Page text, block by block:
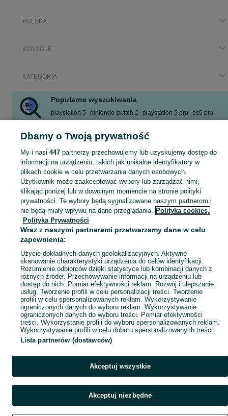
POLSKA
KONSOLE
KATEGORIA
Popularne wyszukiwania
playstation 5 nintendo switch 2 playstation 5 pro
ps5 pro
Zobacz Więcej
Sprzedaż konsol do gier w Polsce ▶️ PlayStation, Xbox, Nintendo i inne ✅ Nowe i używane w atrakcyjnych cenach ✌ Kupuj i sprzedawaj na OLX.pl! Zobacz
Mapa kategorii
Mapa miejscowości
Mapa ministron
Popularne wyszukiwania
Dbamy o Twoją prywatność
My i nasi 447partnerzy przechowujemy lub uzyskujemy dostęp do
informacji na urządzeniu, takich jak unikalne identyfikatory w
plikach cookie w celu przetwarzania danych osobowych.
Użytkownik może zaakceptować wybory lub zarządzać nimi,
klikając poniżej lub w dowolnym momencie na stronie polityki
prywatności. Te wybory będą sygnalizowane naszym partnerom i
nie będą miały wpływu na dane przeglądania. Polityka cookies,
Polityka Prywatności
Wraz z naszymi partnerami przetwarzamy dane w celu
zapewnienia:
Użycie dokładnych danych geolokalizacyjnych. Aktywne
skanowanie charakterystyki urządzenia do celów identyfikacji.
Rozumienie odbiorców dzięki statystyce lub kombinacji danych z
różnych źródeł. Przechowywanie informacji na urządzeniu lub
dostęp do nich. Pomiar efektywności reklam. Rozwój i ulepszanie
usług. Tworzenie profili w celu personalizacji treści. Tworzenie
profili w celu spersonalizowanych reklam. Wykorzystywanie
ograniczonych danych do wyboru reklam. Wykorzystywanie
ograniczonych danych do wyboru treści. Pomiar efektywności
treści. Wykorzystanie profili do wyboru spersonalizowanych reklam.
Wykorzystywanie profili w celu doboru spersonalizowanych treści.
Lista partnerów (dostawców)
Akceptuj wszystkie
Akceptuj niezbędne